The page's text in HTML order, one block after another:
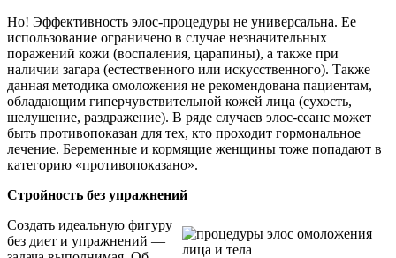
Но! Эффективность элос-процедуры не универсальна. Ее
использование ограничено в случае незначительных
поражений кожи (воспаления, царапины), а также при
наличии загара (естественного или искусственного). Также
данная методика омоложения не рекомендована пациентам,
обладающим гиперчувствительной кожей лица (сухость,
шелушение, раздражение). В ряде случаев элос-сеанс может
быть противопоказан для тех, кто проходит гормональное
лечение. Беременные и кормящие женщины тоже попадают в
категорию «противопоказано».
Стройность без упражнений
Создать идеальную фигуру
без диет и упражнений —